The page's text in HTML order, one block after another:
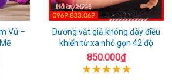
Vú –
Dương vật giả không dây điều
khiển từ xa nhỏ gọn 42 độ
850.000₫